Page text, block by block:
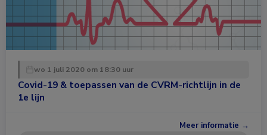
wo 1 juli 2020 om 18:30 uur
Covid-19 & toepassen van de CVRM-richtlijn in de
1e lijn
Meer informatie →